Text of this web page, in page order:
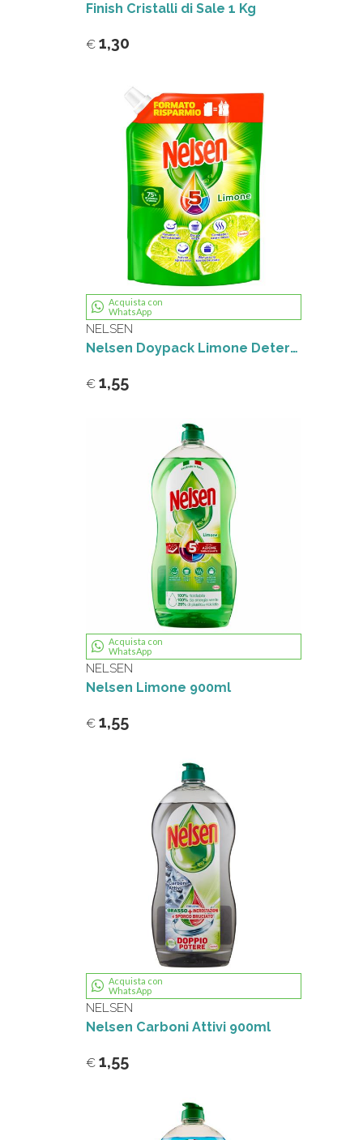
Finish Cristalli di Sale 1 Kg
€ 1,30
Acquista con
WhatsApp
NELSEN
Nelsen Doypack Limone Detersivo Piatti 1800 ml
€ 1,55
Acquista con
WhatsApp
NELSEN
Nelsen Limone 900ml
€ 1,55
Acquista con
WhatsApp
NELSEN
Nelsen Carboni Attivi 900ml
€ 1,55